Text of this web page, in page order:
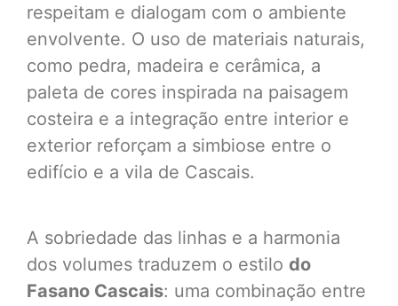
respeitam e dialogam com o ambiente
envolvente. O uso de materiais naturais,
como pedra, madeira e cerâmica, a
paleta de cores inspirada na paisagem
costeira e a integração entre interior e
exterior reforçam a simbiose entre o
edifício e a vila de Cascais.
A sobriedade das linhas e a harmonia
dos volumes traduzem o estilo do
Fasano Cascais: uma combinação entre